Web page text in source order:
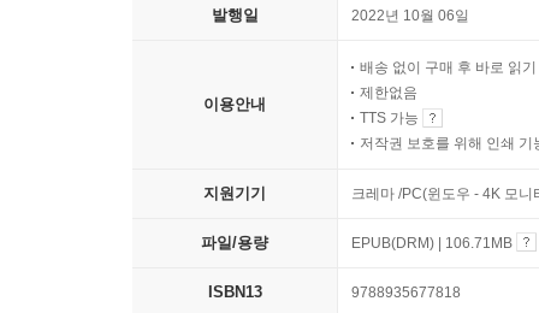
발행일 2022년 10월 06일
이용안내
배송 없이 구매 후 바로 읽기
제한없음
TTS 가능
저작권 보호를 위해 인쇄 기
지원기기 크레마 /PC(윈도우 - 4K 모
파일/용량 EPUB(DRM) | 106.71MB
ISBN13 9788935677818